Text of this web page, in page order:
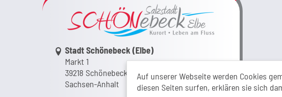
Auf unserer Webseite werden Cookies
diesen Seiten surfen, erklären sie sich
Link zur Google-Maps Navigation
Stadt Schönebeck (Elbe)
Markt 1
39218 Schönebeck (Elbe)
Sachsen-Anhalt